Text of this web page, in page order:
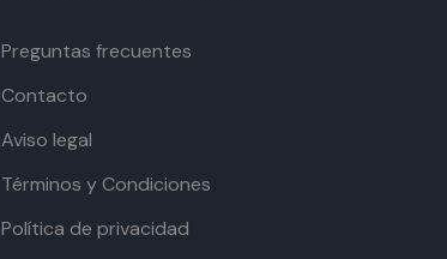
Preguntas frecuentes
Contacto
Aviso legal
Términos y Condiciones
Política de privacidad